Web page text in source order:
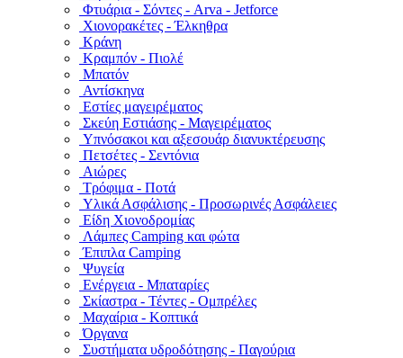
Φτυάρια - Σόντες - Arva - Jetforce
Χιονορακέτες - Έλκηθρα
Κράνη
Κραμπόν - Πιολέ
Μπατόν
Αντίσκηνα
Εστίες μαγειρέματος
Σκεύη Εστιάσης - Μαγειρέματος
Υπνόσακοι και αξεσουάρ διανυκτέρευσης
Πετσέτες - Σεντόνια
Αιώρες
Τρόφιμα - Ποτά
Υλικά Ασφάλισης - Προσωρινές Ασφάλειες
Είδη Χιονοδρομίας
Λάμπες Camping και φώτα
Έπιπλα Camping
Ψυγεία
Ενέργεια - Μπαταρίες
Σκίαστρα - Τέντες - Ομπρέλες
Μαχαίρια - Κοπτικά
Όργανα
Συστήματα υδροδότησης - Παγούρια